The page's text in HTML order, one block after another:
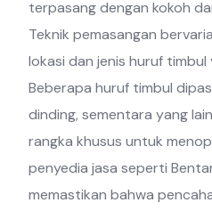
terpasang dengan kokoh
Teknik pemasangan
lokasi dan jenis huruf timbul
Beberapa huruf timbul
dinding, sementara yang
rangka khusus untuk
penyedia jasa seperti
memastikan bahwa